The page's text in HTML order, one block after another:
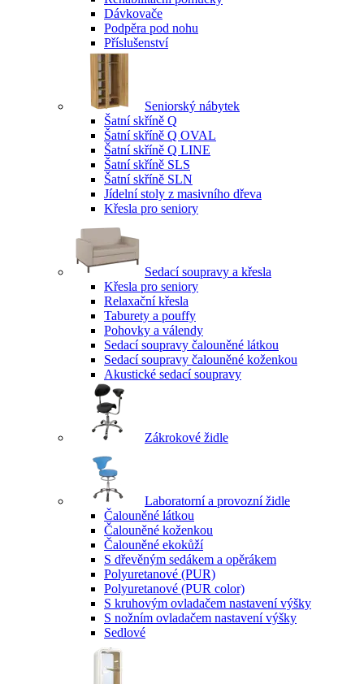
Dávkovače
Podpěra pod nohu
Příslušenství
Seniorský nábytek
Šatní skříně Q
Šatní skříně Q OVAL
Šatní skříně Q LINE
Šatní skříně SLS
Šatní skříně SLN
Jídelní stoly z masivního dřeva
Křesla pro seniory
Sedací soupravy a křesla
Křesla pro seniory
Relaxační křesla
Taburety a pouffy
Pohovky a válendy
Sedací soupravy čalouněné látkou
Sedací soupravy čalouněné koženkou
Akustické sedací soupravy
Zákrokové židle
Laboratorní a provozní židle
Čalouněné látkou
Čalouněné koženkou
Čalouněné ekokůží
S dřevěným sedákem a opěrákem
Polyuretanové (PUR)
Polyuretanové (PUR color)
S kruhovým ovladačem nastavení výšky
S nožním ovladačem nastavení výšky
Sedlové